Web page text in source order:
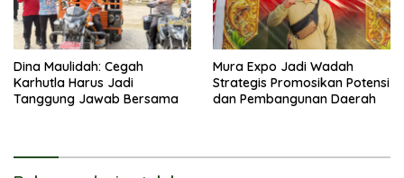
Dina Maulidah: Cegah
Karhutla Harus Jadi
Tanggung Jawab Bersama
Mura Expo Jadi Wadah
Strategis Promosikan Potensi
dan Pembangunan Daerah